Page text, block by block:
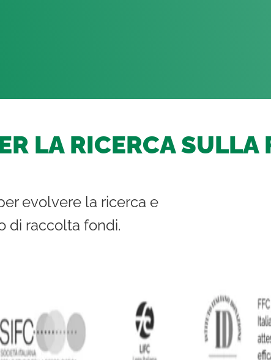
LA RICERCA
evolvere la ricerca e
di raccolta fondi.